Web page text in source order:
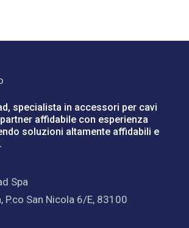
specialista in accessori per cavi
affidabile con esperienza
soluzioni altamente affidabili e
Spa
P.co San Nicola 6/E, 83100